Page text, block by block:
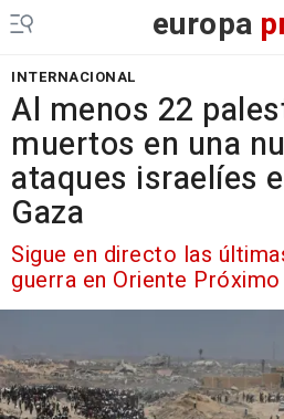
europa
INTERNACIONAL
Al menos 22
muertos en una
ataques israelíes
Gaza
Sigue en directo las
guerra en Oriente Próximo